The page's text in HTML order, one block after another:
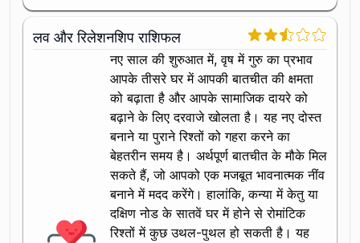
लव और रिलेशनशिप राशिफल
नए साल की शुरुआत में, वृष में गुरु का प्रभाव
आपके तीसरे घर में आपकी बातचीत की क्षमता
को बढ़ाता है और आपके सामाजिक दायरे को
बढ़ाने के लिए दरवाजे खोलता है। यह नए दोस्त
बनाने या पुराने रिश्तों को गहरा करने का
बेहतरीन समय है। अर्थपूर्ण बातचीत के मौके मिल
सकते हैं, जो आपको एक मजबूत भावनात्मक नींव
बनाने में मदद करेंगे। हालांकि, कन्या में केतु या
दक्षिण नोड के सातवें घर में होने से रोमांटिक
रिश्तों में कुछ उथल-पुथल हो सकती है। यह